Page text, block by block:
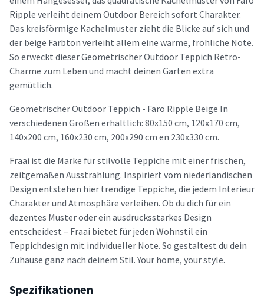
Ripple verleiht deinem Outdoor Bereich sofort Charakter.
Das kreisförmige Kachelmuster zieht die Blicke auf sich und
der beige Farbton verleiht allem eine warme, fröhliche Note.
So erweckt dieser Geometrischer Outdoor Teppich Retro-
Charme zum Leben und macht deinen Garten extra
gemütlich.
Geometrischer Outdoor Teppich - Faro Ripple Beige In
verschiedenen Größen erhältlich: 80x150 cm, 120x170 cm,
140x200 cm, 160x230 cm, 200x290 cm en 230x330 cm.
Fraai ist die Marke für stilvolle Teppiche mit einer frischen,
zeitgemäßen Ausstrahlung. Inspiriert vom niederländischen
Design entstehen hier trendige Teppiche, die jedem Interieur
Charakter und Atmosphäre verleihen. Ob du dich für ein
dezentes Muster oder ein ausdrucksstarkes Design
entscheidest – Fraai bietet für jeden Wohnstil ein
Teppichdesign mit individueller Note. So gestaltest du dein
Zuhause ganz nach deinem Stil. Your home, your style.
Spezifikationen